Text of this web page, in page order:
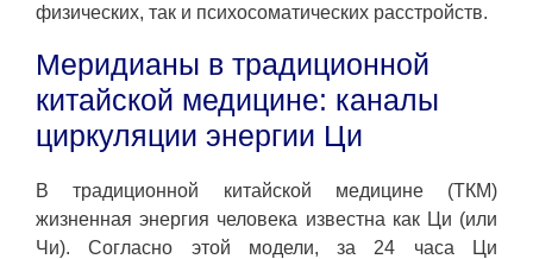
физических, так и психосоматических расстройств.
Меридианы в традиционной
китайской медицине: каналы
циркуляции энергии Ци
В традиционной китайской медицине (ТКМ)
жизненная энергия человека известна как Ци (или
Чи). Согласно этой модели, за 24 часа Ци